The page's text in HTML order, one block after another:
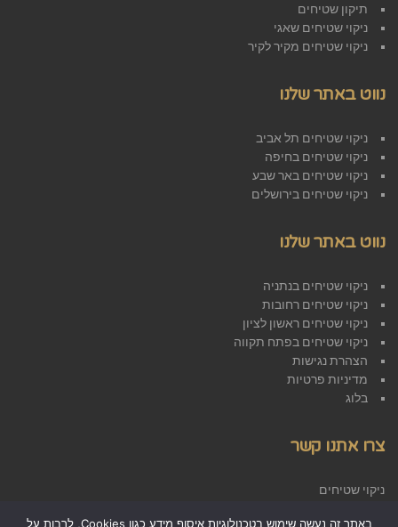
תיקון שטיחים
ניקוי שטיחים שאגי
ניקוי שטיחים מקיר לקיר
נווט באתר שלנו
ניקוי שטיחים תל אביב
ניקוי שטיחים בחיפה
ניקוי שטיחים באר שבע
ניקוי שטיחים בירושלים
נווט באתר שלנו
ניקוי שטיחים בנתניה
ניקוי שטיחים רחובות
ניקוי שטיחים ראשון לציון
ניקוי שטיחים בפתח תקווה
הצהרת נגישות
מדיניות פרטיות
בלוג
צרו אתנו קשר
ניקוי שטיחים
באתר זה נעשה שימוש בטכנולוגיות איסוף מידע כגון Cookies, לרבות על